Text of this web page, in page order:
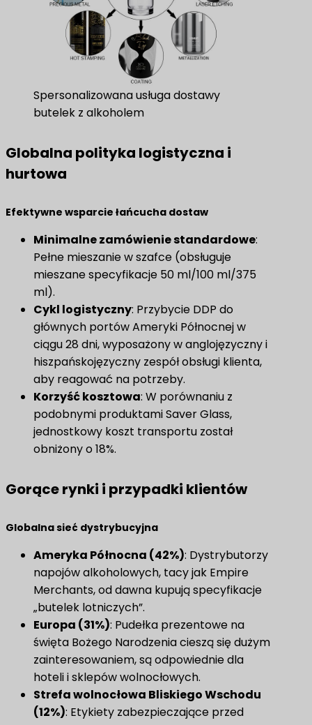
Spersonalizowana usługa dostawy
butelek z alkoholem
Globalna polityka logistyczna i
hurtowa
Efektywne wsparcie łańcucha dostaw
Minimalne zamówienie standardowe:
Pełne mieszanie w szafce (obsługuje
mieszane specyfikacje 50 ml/100 ml/375
ml).
Cykl logistyczny: Przybycie DDP do
głównych portów Ameryki Północnej w
ciągu 28 dni, wyposażony w anglojęzyczny i
hiszpańskojęzyczny zespół obsługi klienta,
aby reagować na potrzeby.
​Korzyść kosztowa​: W porównaniu z
podobnymi produktami Saver Glass,
jednostkowy koszt transportu został
obniżony o 18%.
Gorące rynki i przypadki klientów
Globalna sieć dystrybucyjna
Ameryka Północna (42%): Dystrybutorzy
napojów alkoholowych, tacy jak Empire
Merchants, od dawna kupują specyfikacje
„butelek lotniczych”.
Europa (31%): Pudełka prezentowe na
święta Bożego Narodzenia cieszą się dużym
zainteresowaniem, są odpowiednie dla
hoteli i sklepów wolnocłowych.
Strefa wolnocłowa Bliskiego Wschodu
(12%): Etykiety zabezpieczające przed